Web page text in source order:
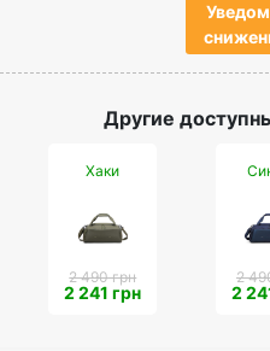
Другие
Хаки
2 490 грн
2 241 грн
2
2